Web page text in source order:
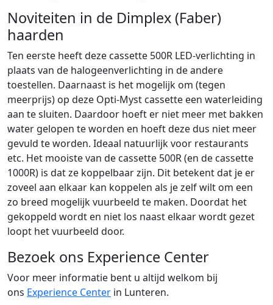
Noviteiten in de Dimplex (Faber)
haarden
Ten eerste heeft deze cassette 500R LED-verlichting in
plaats van de halogeenverlichting in de andere
toestellen. Daarnaast is het mogelijk om (tegen
meerprijs) op deze Opti-Myst cassette een waterleiding
aan te sluiten. Daardoor hoeft er niet meer met bakken
water gelopen te worden en hoeft deze dus niet meer
gevuld te worden. Ideaal natuurlijk voor restaurants
etc. Het mooiste van de cassette 500R (en de cassette
1000R) is dat ze koppelbaar zijn. Dit betekent dat je er
zoveel aan elkaar kan koppelen als je zelf wilt om een
zo breed mogelijk vuurbeeld te maken. Doordat het
gekoppeld wordt en niet los naast elkaar wordt gezet
loopt het vuurbeeld door.
Bezoek ons Experience Center
Voor meer informatie bent u altijd welkom bij
ons Experience Center in Lunteren.